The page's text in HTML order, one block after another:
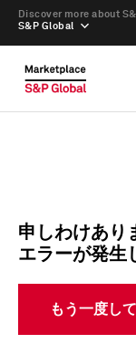
S&P Global
Discover more about
申しわけあり
エラーが発生
もう一度し